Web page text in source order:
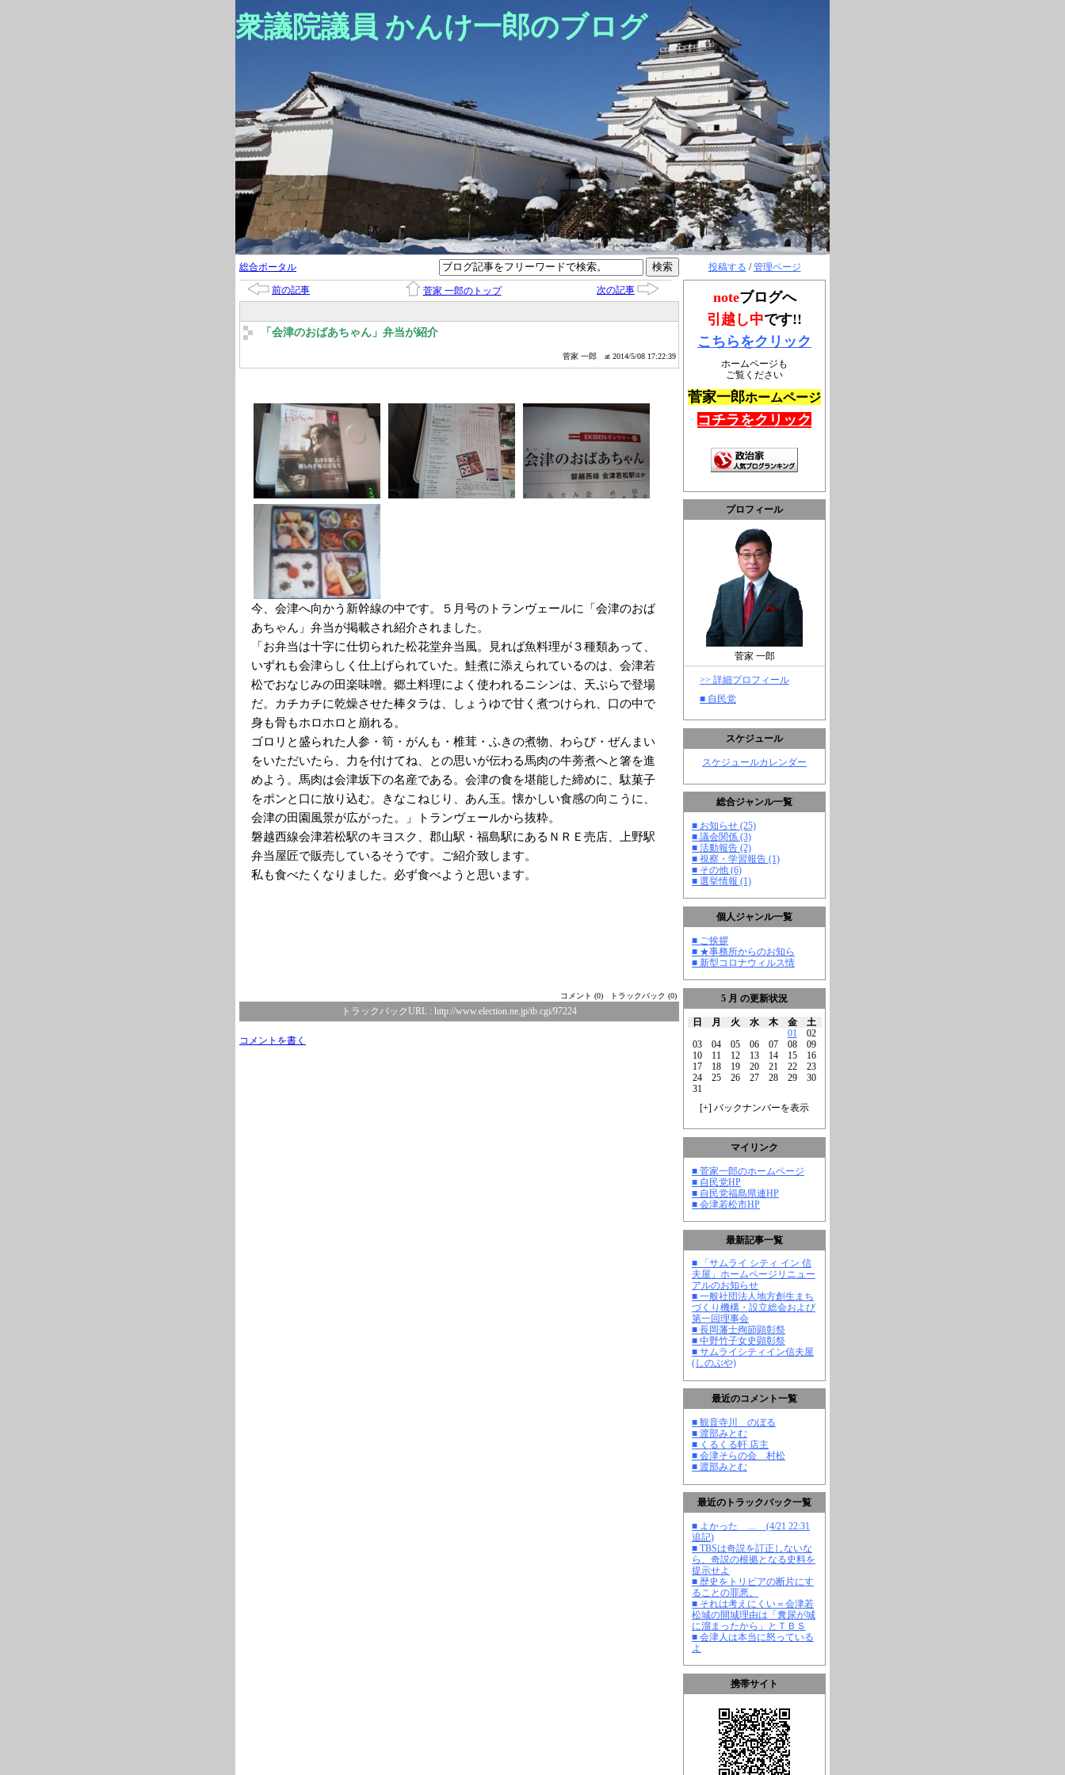
衆議院議員 かんけ一郎のブログ
投稿する /管理ページ
noteブログへ
引越し中です!!
こちらをクリック
ホームページも
ご覧ください
菅家一郎ホームページ
コチラをクリック
プロフィール
菅家 一郎
>> 詳細プロフィール
■ 自民党
スケジュール
スケジュールカレンダー
総合ジャンル一覧
■ お知らせ (25)
■ 議会関係 (3)
■ 活動報告 (2)
■ 視察・学習報告 (1)
■ その他 (6)
■ 選挙情報 (1)
個人ジャンル一覧
■ ご挨拶
■ ★事務所からのお知ら
■ 新型コロナウィルス情
5 月 の更新状況
日 月 火 水 木 金
土
01
02
03
04 05 06 07 08
09
10
11 12 13 14 15
16
17
18 19 20 21 22
23
24
25 26 27 28 29
30
31
[+] バックナンバーを表示
マイリンク
■ 菅家一郎のホームページ
■ 自民党HP
■ 自民党福島県連HP
■ 会津若松市HP
最新記事一覧
■ 「サムライ シティ イン 信
夫屋」ホームページリニュー
アルのお知らせ
■ 一般社団法人地方創生まち
づくり機構・設立総会および
第一回理事会
■ 長岡藩士殉節顕彰祭
■ 中野竹子女史顕彰祭
■ サムライシティイン信夫屋
(しのぶや)
最近のコメント一覧
■ 観音寺川 のぼる
■ 渡部みとむ
■ くるくる軒 店主
■ 会津そらの会 村松
■ 渡部みとむ
最近のトラックバック一覧
■ よかった … (4/21 22:31
追記)
■ TBSは奇説を訂正しないな
ら、奇説の根拠となる史料を
提示せよ
■ 歴史をトリビアの断片にす
ることの罪悪。
■ それは考えにくい＝会津若
松城の開城理由は「糞尿が城
に溜まったから」とＴＢＳ
■ 会津人は本当に怒っている
よ
携帯サイト
総合ポータル
前の記事 菅家 一郎のトップ 次の記事
「会津のおばあちゃん」弁当が紹介
菅家 一郎 at 2014/5/08 17:22:39
今、会津へ向かう新幹線の中です。５月号のトランヴェールに「会津のおば
あちゃん」弁当が掲載され紹介されました。
「お弁当は十字に仕切られた松花堂弁当風。見れば魚料理が３種類あって、
いずれも会津らしく仕上げられていた。鮭煮に添えられているのは、会津若
松でおなじみの田楽味噌。郷土料理によく使われるニシンは、天ぷらで登場
だ。カチカチに乾燥させた棒タラは、しょうゆで甘く煮つけられ、口の中で
身も骨もホロホロと崩れる。
ゴロリと盛られた人参・筍・がんも・椎茸・ふきの煮物、わらび・ぜんまい
をいただいたら、力を付けてね、との思いが伝わる馬肉の牛蒡煮へと箸を進
めよう。馬肉は会津坂下の名産である。会津の食を堪能した締めに、駄菓子
をポンと口に放り込む。きなこねじり、あん玉。懐かしい食感の向こうに、
会津の田園風景が広がった。」トランヴェールから抜粋。
磐越西線会津若松駅のキヨスク、郡山駅・福島駅にあるＮＲＥ売店、上野駅
弁当屋匠で販売しているそうです。ご紹介致します。
私も食べたくなりました。必ず食べようと思います。
コメント (0) トラックバック (0)
トラックバックURL : http://www.election.ne.jp/tb.cgi/97224
コメントを書く